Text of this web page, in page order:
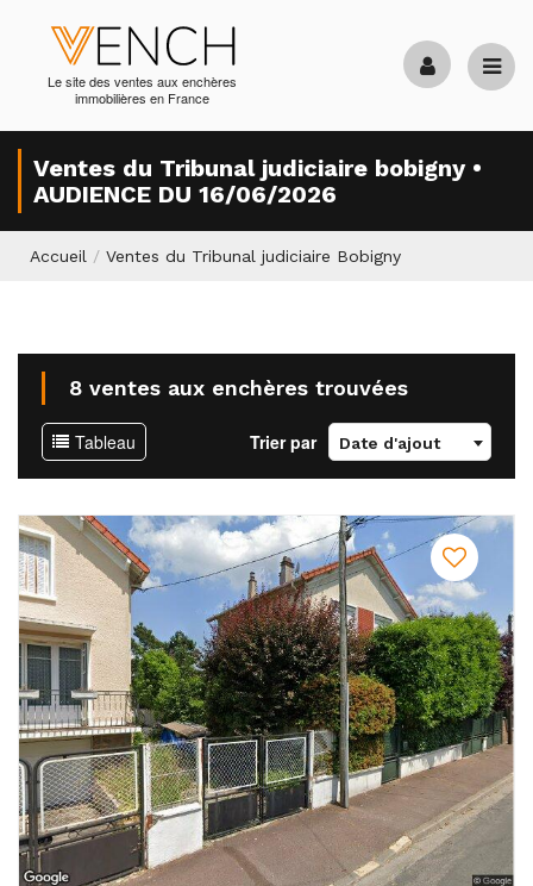
Le site des ventes aux enchères
immobilières en France
Ventes du Tribunal judiciaire bobigny •
AUDIENCE DU 16/06/2026
Accueil / Ventes du Tribunal judiciaire Bobigny
8 ventes aux enchères trouvées
Tableau Trier par Date d'ajout